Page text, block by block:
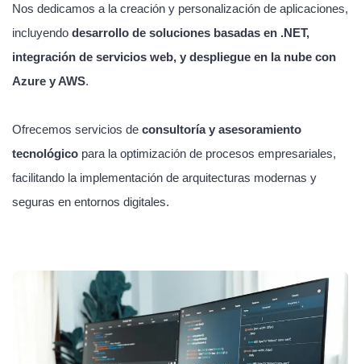
Nos dedicamos a la creación y personalización de aplicaciones,
incluyendo desarrollo de soluciones basadas en .NET,
integración de servicios web, y despliegue en la nube con
Azure y AWS.
Ofrecemos servicios de consultoría y asesoramiento
tecnológico para la optimización de procesos empresariales,
facilitando la implementación de arquitecturas modernas y
seguras en entornos digitales.